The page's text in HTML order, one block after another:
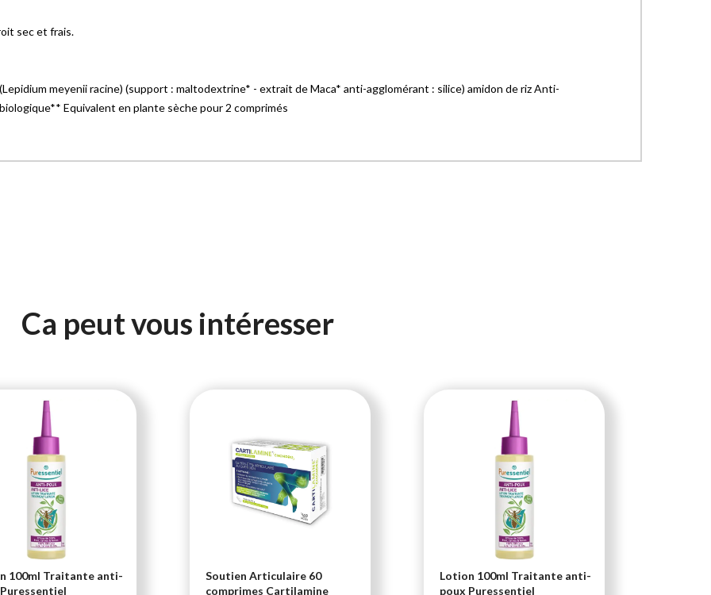
sec et frais.
meyenii racine) (support : maltodextrine* - extrait de Maca* anti-agglomérant : silice) amidon de riz Anti-
Equivalent en plante sèche pour 2 comprimés
Ca peut vous intéresser
100ml Traitante anti-
Soutien Articulaire 60
comprimes Cartilamine
Lotion 100ml Traitante anti-
poux Puressentiel